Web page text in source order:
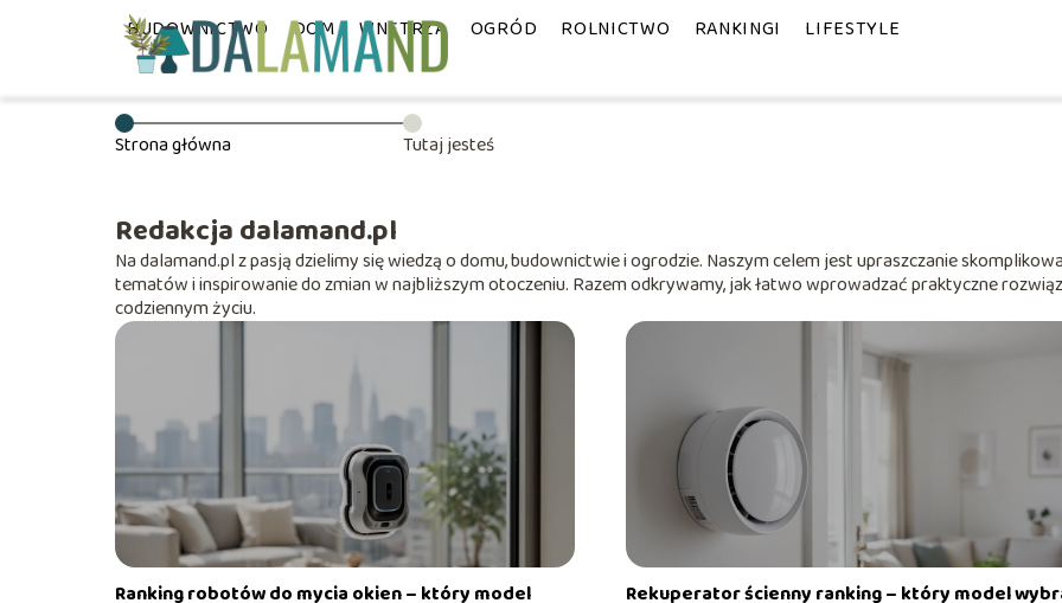
BUDOWNICTWO DOM WNĘTRZA OGRÓD ROLNICTWO RANKINGI LIFESTYLE
Strona główna Tutaj jesteś
Redakcja dalamand.pl
Na dalamand.pl z pasją dzielimy się wiedzą o domu, budownictwie i ogrodzie. Naszym celem jest upraszczanie
tematów i inspirowanie do zmian w najbliższym otoczeniu. Razem odkrywamy, jak łatwo wprowadzać praktyczne
codziennym życiu.
Ranking robotów do mycia okien – który model
Rekuperator ścienny ranking – który model